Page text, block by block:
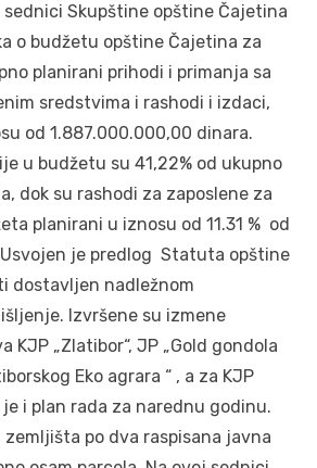
sednici Skupštine opštine Čajetina
o budžetu opštine Čajetina za
planirani prihodi i primanja sa
sredstvima i rashodi i izdaci,
od 1.887.000.000,00 dinara.
u budžetu su 41,22% od ukupno
dok su rashodi za zaposlene za
planirani u iznosu od 11.31 % od
je predlog Statuta opštine
dostavljen nadležnom
Izvršene su izmene
KJP „Zlatibor“, JP „Gold gondola
Eko agrara “ , a za KJP
i plan rada za narednu godinu.
po dva raspisana javna